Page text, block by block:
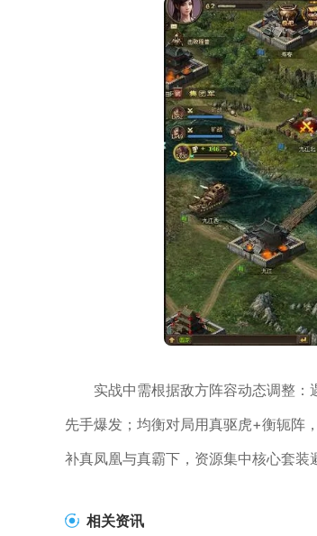
实战中需根据敌方阵容动态调整
先手爆发；均衡对局用真驱虎+衡轭阵
补真凤凰与真霸下，资源集中核心套装
相关资讯